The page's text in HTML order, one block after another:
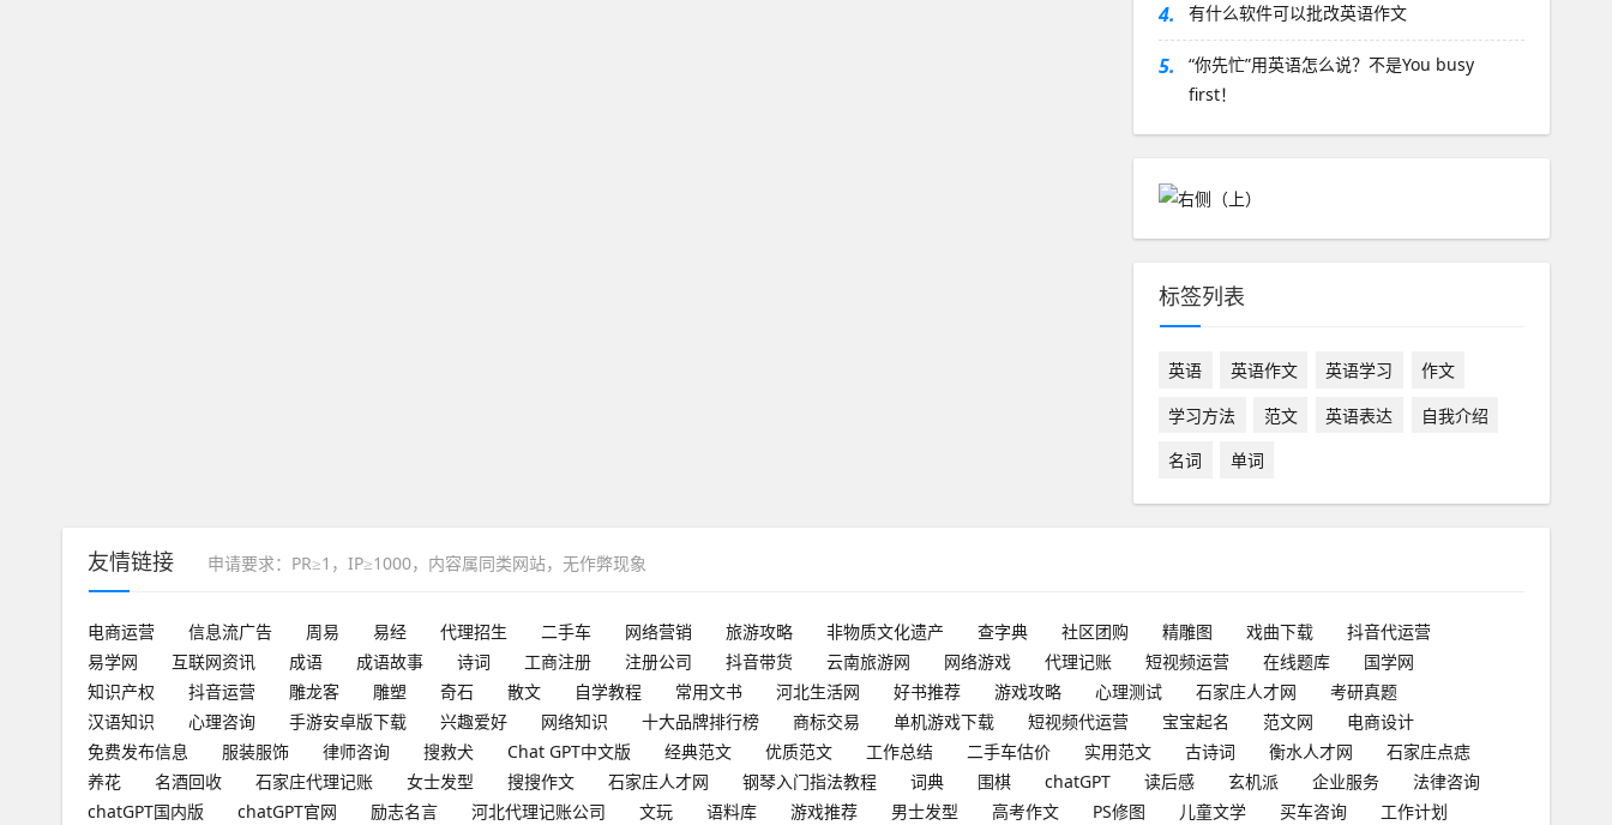
4. 有什么软件可以批改英语作文
5.
“你先忙”用英语怎么说？不是You busy
first！
标签列表
英语 英语作文 英语学习
作文
学习方法
范文 英语表达
自我介绍
名词
单词
友情链接 申请要求：PR≥1，IP≥1000，内容属同类网站，无作弊现象
电商运营 信息流广告 周易 易经 代理招生 二手车 网络营销 旅游攻略 非物质文化遗产 查字典 社区团购 精雕图 戏曲下载
抖音代运营
易学网
互联网资讯 成语 成语故事 诗词 工商注册 注册公司 抖音带货 云南旅游网 网络游戏 代理记账 短视频运营 在线题库
国学网
知识产权
抖音运营 雕龙客 雕塑 奇石 散文 自学教程 常用文书 河北生活网 好书推荐 游戏攻略 心理测试 石家庄人才网
考研真题
汉语知识
心理咨询 手游安卓版下载 兴趣爱好 网络知识 十大品牌排行榜 商标交易 单机游戏下载 短视频代运营 宝宝起名 范文网
电商设计
免费发布信息
服装服饰 律师咨询 搜救犬 Chat GPT中文版 经典范文 优质范文 工作总结 二手车估价 实用范文 古诗词 衡水人才网
石家庄点痣
养花
名酒回收 石家庄代理记账 女士发型 搜搜作文 石家庄人才网 钢琴入门指法教程 词典 围棋 chatGPT 读后感 玄机派 企业服务
法律咨询
chatGPT国内版
chatGPT官网 励志名言 河北代理记账公司 文玩 语料库 游戏推荐 男士发型 高考作文 PS修图 儿童文学 买车咨询 工作计划